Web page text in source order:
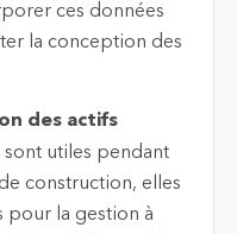
ces données
la conception des
des actifs
sont utiles pendant
construction, elles
pour la gestion à